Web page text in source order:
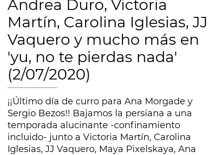
Andrea Duro, Victoria
Martín, Carolina Iglesias, JJ
Vaquero y mucho más en
'yu, no te pierdas nada'
(2/07/2020)
¡¡Último día de curro para Ana Morgade y
Sergio Bezos!! Bajamos la persiana a una
temporada alucinante -confinamiento
incluido- junto a Victoria Martín, Carolina
Iglesias, JJ Vaquero, Maya Pixelskaya, Ana